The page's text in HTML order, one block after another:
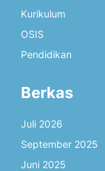
Kurikulum
OSIS
Pendidikan
Berkas
Juli 2026
September 2025
Juni 2025